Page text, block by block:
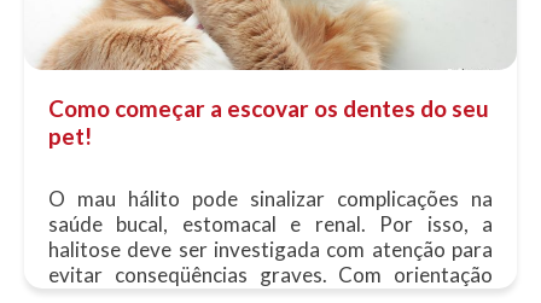
Como começar a escovar os dentes do seu
pet!
O mau hálito pode sinalizar complicações na
saúde bucal, estomacal e renal. Por isso, a
halitose deve ser investigada com atenção para
evitar conseqüências graves. Com orientação